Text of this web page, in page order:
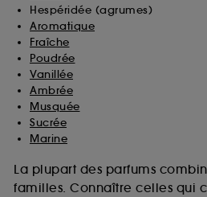
Hespéridée (agrumes)
Aromatique
Fraîche
Poudrée
Vanillée
Ambrée
Musquée
Sucrée
Marine
La plupart des parfums
familles. Connaître celles qui